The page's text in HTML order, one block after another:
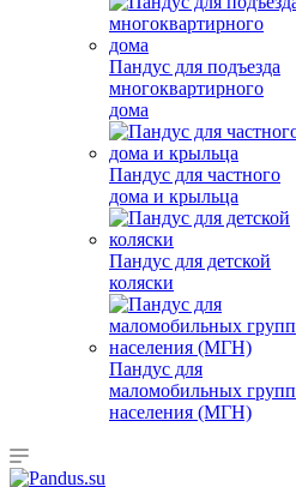
Пандус для подъезда
многоквартирного
дома
Пандус для частного
дома и крыльца
Пандус для детской
коляски
Пандус для
маломобильных групп
населения (МГН)